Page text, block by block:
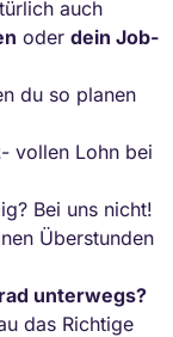
auch
oder dein Job-
du so planen
- vollen Lohn bei
Bei uns nicht!
Überstunden
unterwegs?
das Richtige